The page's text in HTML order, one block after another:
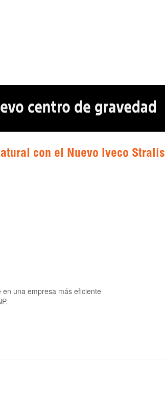
con el Nuevo Iveco Stralis
una empresa más eficiente